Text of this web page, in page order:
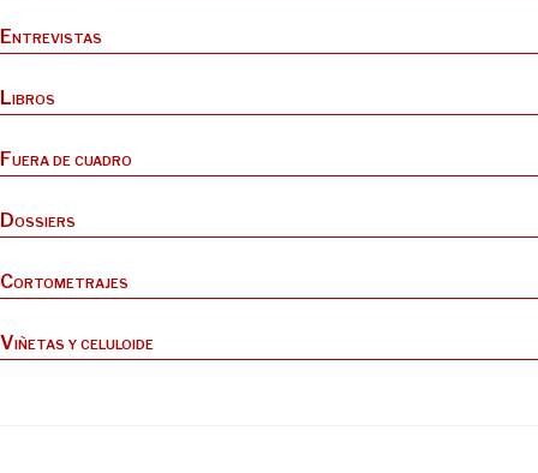
Entrevistas
Libros
Fuera de cuadro
Dossiers
Cortometrajes
Viñetas y celuloide